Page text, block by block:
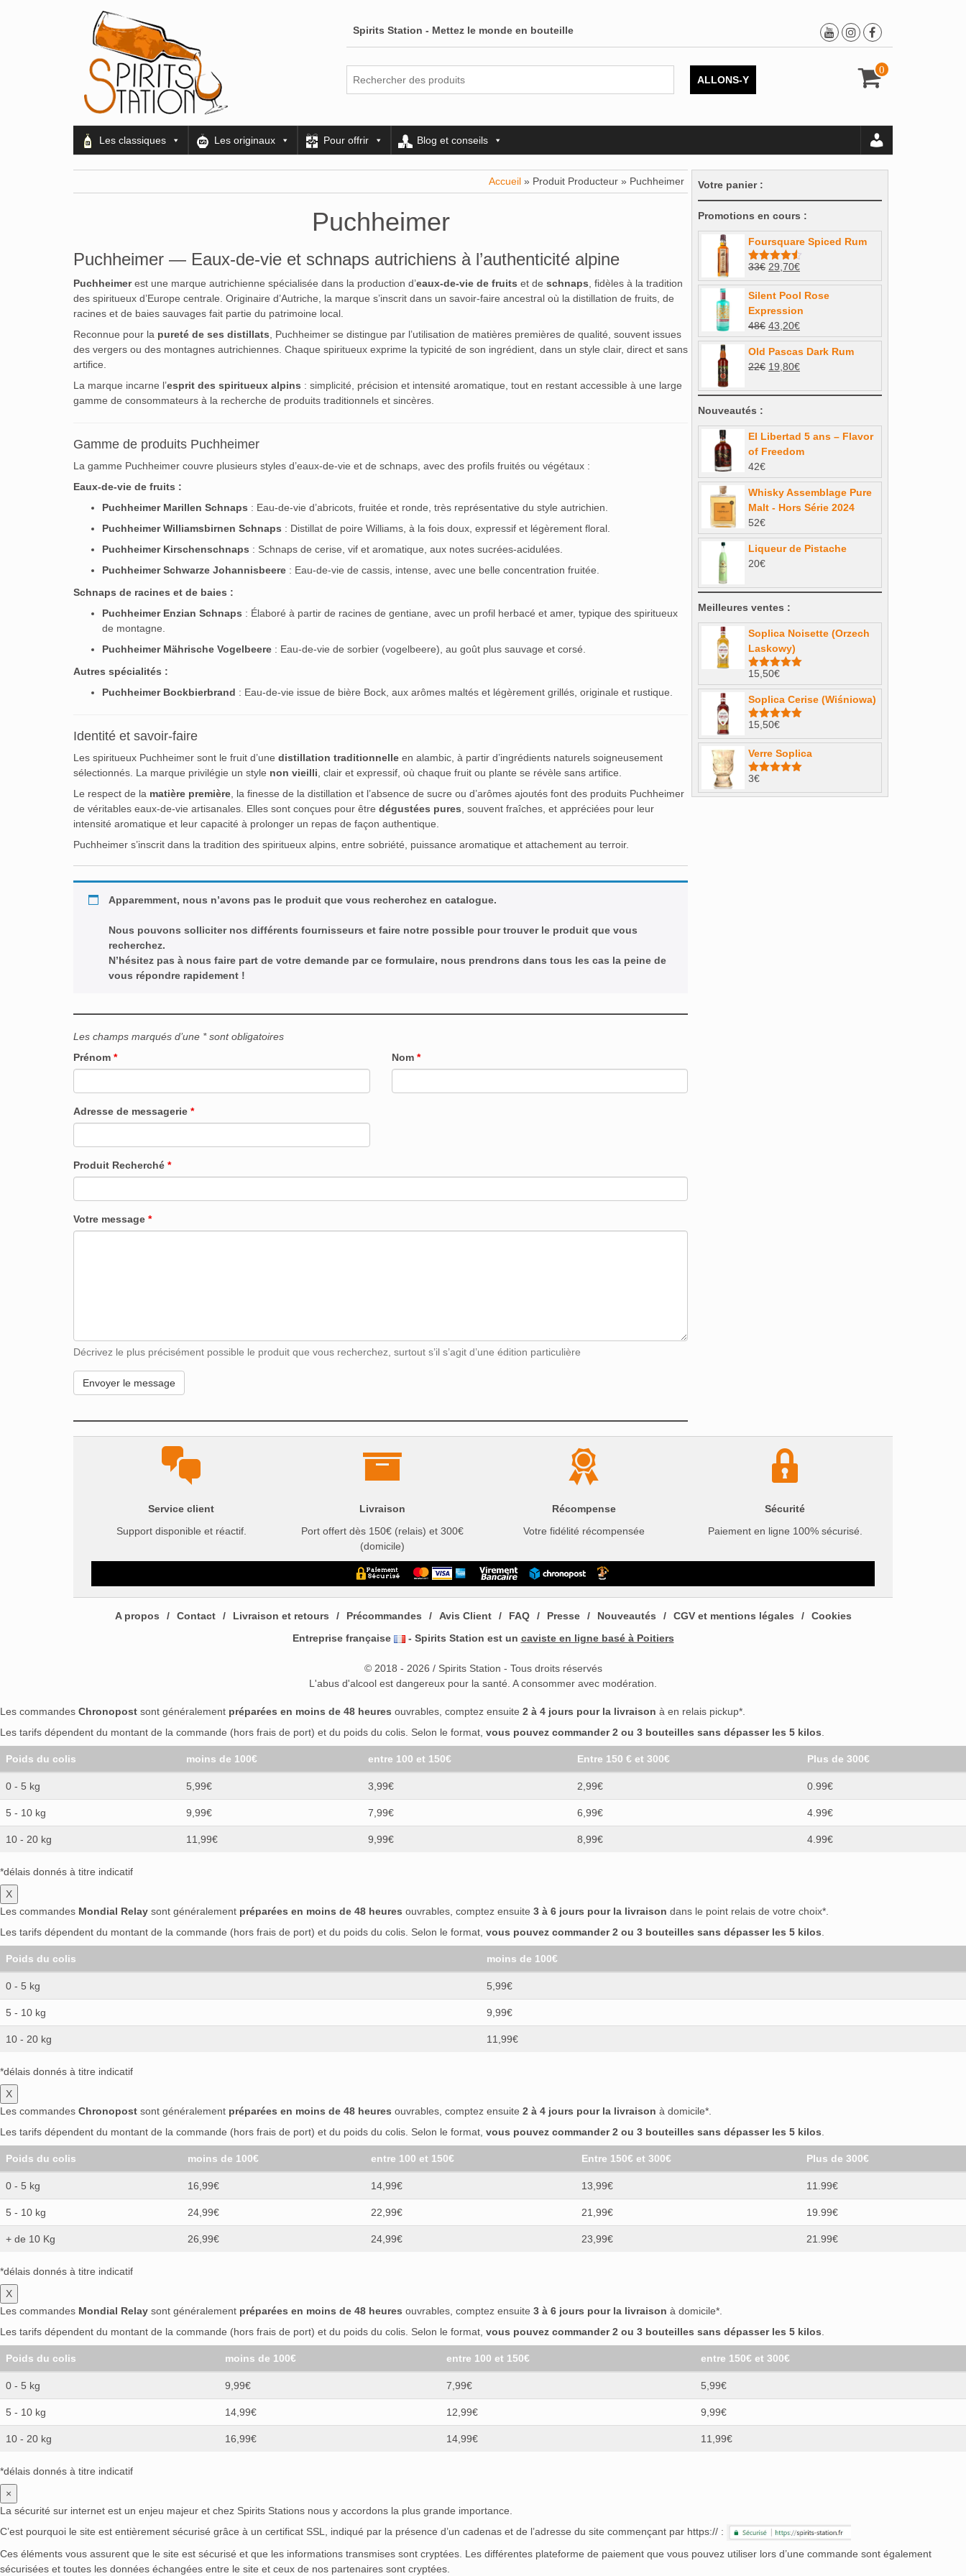
Spirits Station - Mettez le monde en bouteille
0
ALLONS-Y
Les classiques Les originaux Pour offrir Blog et conseils
Accueil » Produit Producteur » Puchheimer
Puchheimer
Puchheimer — Eaux-de-vie et schnaps autrichiens à l’authenticité alpine
Puchheimerest une marque autrichienne spécialisée dans la production d’eaux-de-vie de fruits et de schnaps , fidèles à la tradition
des spiritueux d’Europe centrale. Originaire d’Autriche, la marque s’inscrit dans un savoir-faire ancestral où la distillation de fruits, de
racines et de baies sauvages fait partie du patrimoine local.
Reconnue pour la pureté de ses distillats , Puchheimer se distingue par l’utilisation de matières premières de qualité, souvent issues
des vergers ou des montagnes autrichiennes. Chaque spiritueux exprime la typicité de son ingrédient, dans un style clair, direct et sans
artifice.
La marque incarne l’esprit des spiritueux alpins : simplicité, précision et intensité aromatique, tout en restant accessible à une large
gamme de consommateurs à la recherche de produits traditionnels et sincères.
Gamme de produits Puchheimer
La gamme Puchheimer couvre plusieurs styles d’eaux-de-vie et de schnaps, avec des profils fruités ou végétaux :
Eaux-de-vie de fruits :
Puchheimer Marillen Schnaps : Eau-de-vie d’abricots, fruitée et ronde, très représentative du style autrichien.
Puchheimer Williamsbirnen Schnaps : Distillat de poire Williams, à la fois doux, expressif et légèrement floral.
Puchheimer Kirschenschnaps : Schnaps de cerise, vif et aromatique, aux notes sucrées-acidulées.
Puchheimer Schwarze Johannisbeere : Eau-de-vie de cassis, intense, avec une belle concentration fruitée.
Schnaps de racines et de baies :
Puchheimer Enzian Schnaps : Élaboré à partir de racines de gentiane, avec un profil herbacé et amer, typique des spiritueux
de montagne.
Puchheimer Mährische Vogelbeere : Eau-de-vie de sorbier (vogelbeere), au goût plus sauvage et corsé.
Autres spécialités :
Puchheimer Bockbierbrand : Eau-de-vie issue de bière Bock, aux arômes maltés et légèrement grillés, originale et rustique.
Identité et savoir-faire
Les spiritueux Puchheimer sont le fruit d’une distillation traditionnelle en alambic, à partir d’ingrédients naturels soigneusement
sélectionnés. La marque privilégie un style non vieilli , clair et expressif, où chaque fruit ou plante se révèle sans artifice.
Le respect de la matière première , la finesse de la distillation et l’absence de sucre ou d’arômes ajoutés font des produits Puchheimer
de véritables eaux-de-vie artisanales. Elles sont conçues pour être dégustées pures , souvent fraîches, et appréciées pour leur
intensité aromatique et leur capacité à prolonger un repas de façon authentique.
Puchheimer s’inscrit dans la tradition des spiritueux alpins, entre sobriété, puissance aromatique et attachement au terroir.
Apparemment, nous n’avons pas le produit que vous recherchez en catalogue.
Nous pouvons solliciter nos différents fournisseurs et faire notre possible pour trouver le produit que vous
recherchez.
N’hésitez pas à nous faire part de votre demande par ce formulaire, nous prendrons dans tous les cas la peine de
vous répondre rapidement !
Les champs marqués d’une * sont obligatoires
Prénom * Nom *
Adresse de messagerie *
Produit Recherché *
Votre message *
Décrivez le plus précisément possible le produit que vous recherchez, surtout s’il s’agit d’une édition particulière
Votre panier :
Promotions en cours :
Foursquare Spiced Rum
Note4.50
sur 5
33€ Le
prix
initial
était :
33€.
29,70€Le
prix
actuel
est :
29,70€.
Silent Pool Rose
Expression
48€ Le
prix
initial
était :
43,20€Le
prix
actuel
est :
Old Pascas Dark Rum
22€ Le
initial
22€.
19,80€Le
actuel
19,80€.
Nouveautés :
El Libertad 5 ans – Flavor
of Freedom
42€
Whisky Assemblage Pure
Malt - Hors Série 2024
52€
Liqueur de Pistache
20€
Meilleures ventes :
Soplica Noisette (Orzech
Laskowy)
Note4.98
sur 5
15,50€
Soplica Cerise (Wiśniowa)
Note5.00
sur 5
15,50€
Verre Soplica
Note
sur 5
3€
Service client
Support disponible et réactif.
Livraison
Port offert dès 150€ (relais) et 300€
(domicile)
Récompense
Votre fidélité récompensée
Sécurité
Paiement en ligne 100% sécurisé.
A propos Contact Livraison et retours Précommandes Avis Client FAQ Presse Nouveautés CGV et mentions légales
Cookies
Entreprise française
- Spirits Station est un caviste en ligne basé à Poitiers
© 2018 - 2026 / Spirits Station - Tous droits réservés
L'abus d'alcool est dangereux pour la santé. A consommer avec modération.
Les commandes Chronopost sont généralement préparées en moins de 48 heures ouvrables, comptez ensuite 2 à 4 jours pour la livraison à en relais pickup*.
Les tarifs dépendent du montant de la commande (hors frais de port) et du poids du colis. Selon le format, vous pouvez commander 2 ou 3 bouteilles sans dépasser les 5 kilos
Poids du colis moins de 100€ entre 100 et 150€ Entre 150 € et 300€ Plus de 300€
0 - 5 kg 5,99€ 3,99€ 2,99€ 0.99€
5 - 10 kg 9,99€ 7,99€ 6,99€ 4.99€
10 - 20 kg 11,99€ 9,99€ 8,99€ 4.99€
*délais donnés à titre indicatif
X
Les commandes Mondial Relay sont généralement préparées en moins de 48 heures ouvrables, comptez ensuite 3 à 6 jours pour la livraison dans le point relais de votre choix*.
Les tarifs dépendent du montant de la commande (hors frais de port) et du poids du colis. Selon le format, vous pouvez commander 2 ou 3 bouteilles sans dépasser les 5 kilos
Poids du colis moins de 100€
0 - 5 kg 5,99€
5 - 10 kg 9,99€
10 - 20 kg 11,99€
*délais donnés à titre indicatif
X
Les commandes Chronopost sont généralement préparées en moins de 48 heures ouvrables, comptez ensuite 2 à 4 jours pour la livraison à domicile*.
Les tarifs dépendent du montant de la commande (hors frais de port) et du poids du colis. Selon le format, vous pouvez commander 2 ou 3 bouteilles sans dépasser les 5 kilos
Poids du colis moins de 100€ entre 100 et 150€ Entre 150€ et 300€ Plus de 300€
0 - 5 kg 16,99€ 14,99€ 13,99€ 11.99€
5 - 10 kg 24,99€ 22,99€ 21,99€ 19.99€
+ de 10 Kg 26,99€ 24,99€ 23,99€ 21.99€
*délais donnés à titre indicatif
X
Les commandes Mondial Relay sont généralement préparées en moins de 48 heures ouvrables, comptez ensuite 3 à 6 jours pour la livraison à domicile*.
Les tarifs dépendent du montant de la commande (hors frais de port) et du poids du colis. Selon le format, vous pouvez commander 2 ou 3 bouteilles sans dépasser les 5 kilos
Poids du colis moins de 100€ entre 100 et 150€ entre 150€ et 300€
0 - 5 kg 9,99€ 7,99€ 5,99€
5 - 10 kg 14,99€ 12,99€ 9,99€
10 - 20 kg 16,99€ 14,99€ 11,99€
*délais donnés à titre indicatif
×
La sécurité sur internet est un enjeu majeur et chez Spirits Stations nous y accordons la plus grande importance.
C’est pourquoi le site est entièrement sécurisé grâce à un certificat SSL, indiqué par la présence d’un cadenas et de l’adresse du site commençant par https:// :
Ces éléments vous assurent que le site est sécurisé et que les informations transmises sont cryptées. Les différentes plateforme de paiement que vous pouvez utiliser lors d’une commande sont également
sécurisées et toutes les données échangées entre le site et ceux de nos partenaires sont cryptées.